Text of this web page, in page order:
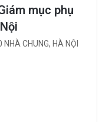
mục phụ
CHUNG, HÀ NỘI